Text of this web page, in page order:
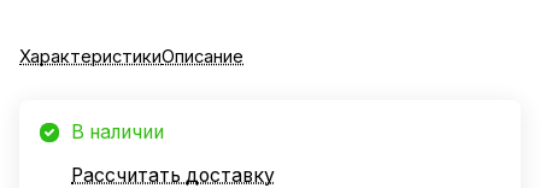
ХарактеристикиОписание
В наличии
Рассчитать доставку